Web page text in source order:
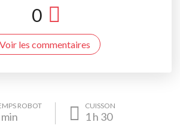
0
Voir les commentaires
ROBOT
min
CUISSON
1 h 30